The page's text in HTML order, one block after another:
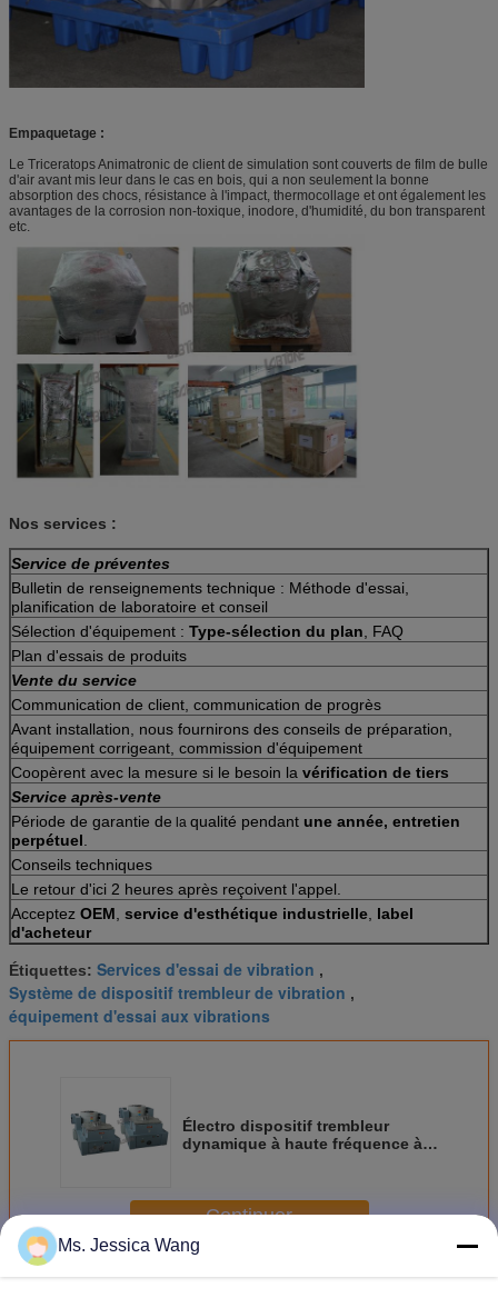
Empaquetage :
Le Triceratops Animatronic de client de simulation sont couverts de film de bulle
d'air avant mis leur dans le cas en bois, qui a non seulement la bonne
absorption des chocs, résistance à l'impact, thermocollage et ont également les
avantages de la corrosion non-toxique, inodore, d'humidité, du bon transparent
etc.
Nos services :
Service de préventes
Bulletin de renseignements technique : Méthode d'essai,
planification de laboratoire et conseil
Sélection d'équipement : Type-sélection du plan , FAQ
Plan d'essais de produits
Vente du service
Communication de client, communication de progrès
Avant installation, nous fournirons des conseils de préparation,
équipement corrigeant, commission d'équipement
Coopèrent avec la mesure si le besoin la vérification de tiers
Service après-vente
Période de garantie de la qualité pendant une année, entretien
perpétuel
Conseils techniques
Le retour d'ici 2 heures après reçoivent l'appel.
Acceptez OEM service d'esthétique industrielle label
d'acheteur
Étiquettes: Services d'essai de vibration ,
Système de dispositif trembleur de vibration ,
équipement d'essai aux vibrations
Électro dispositif trembleur
dynamique à haute fréquence à
Continuer
PlusSystème de test de vibration
Ms. Jessica Wang